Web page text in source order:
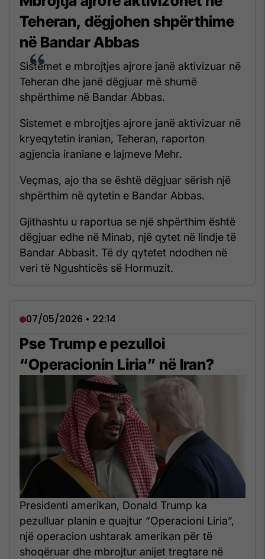
Teheran, dëgjohen shpërthime
në Bandar Abbas
Sistemet e mbrojtjes ajrore janë aktivizuar në
Teheran dhe janë dëgjuar më shumë
shpërthime në Bandar Abbas.
Sistemet e mbrojtjes ajrore janë aktivizuar në
kryeqytetin iranian, Teheran, raporton
agjencia iraniane e lajmeve Mehr.
Veçmas, ajo tha se është dëgjuar sërish një
shpërthim në qytetin e Bandar Abbas.
Gjithashtu u raportua se një shpërthim është
dëgjuar edhe në Minab, një qytet në lindje të
Bandar Abbasit. Të dy qytetet ndodhen në
veri të Ngushticës së Hormuzit.
07/05/2026 • 22:14
Pse Trump e pezulloi
“Operacionin Liria” në Iran?
Presidenti amerikan, Donald Trump ka
pezulluar planin e quajtur “Operacioni Liria”,
një operacion ushtarak amerikan për të
shoqëruar dhe mbrojtur anijet tregtare në